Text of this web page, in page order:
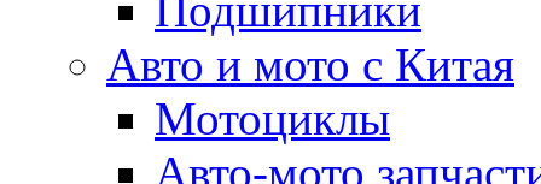
Авто и мото с Китая
Мотоциклы
Авто-мото